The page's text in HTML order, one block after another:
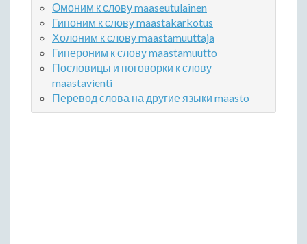
Омоним к слову maaseutulainen
Гипоним к слову maastakarkotus
Холоним к слову maastamuuttaja
Гипероним к слову maastamuutto
Пословицы и поговорки к слову
maastavienti
Перевод слова на другие языки maasto